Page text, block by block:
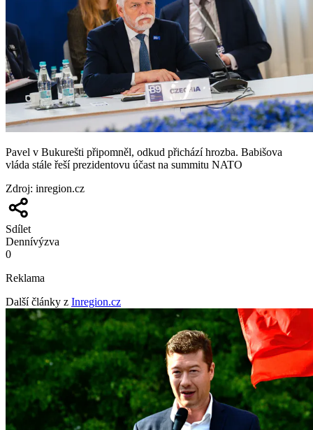
Pavel v Bukurešti připomněl, odkud přichází hrozba. Babišova
vláda stále řeší prezidentovu účast na summitu NATO
Zdroj: inregion.cz
Sdílet
Dennívýzva
0
Reklama
Další články z Inregion.cz